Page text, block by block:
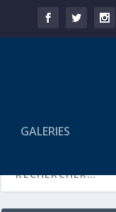
GALERIES